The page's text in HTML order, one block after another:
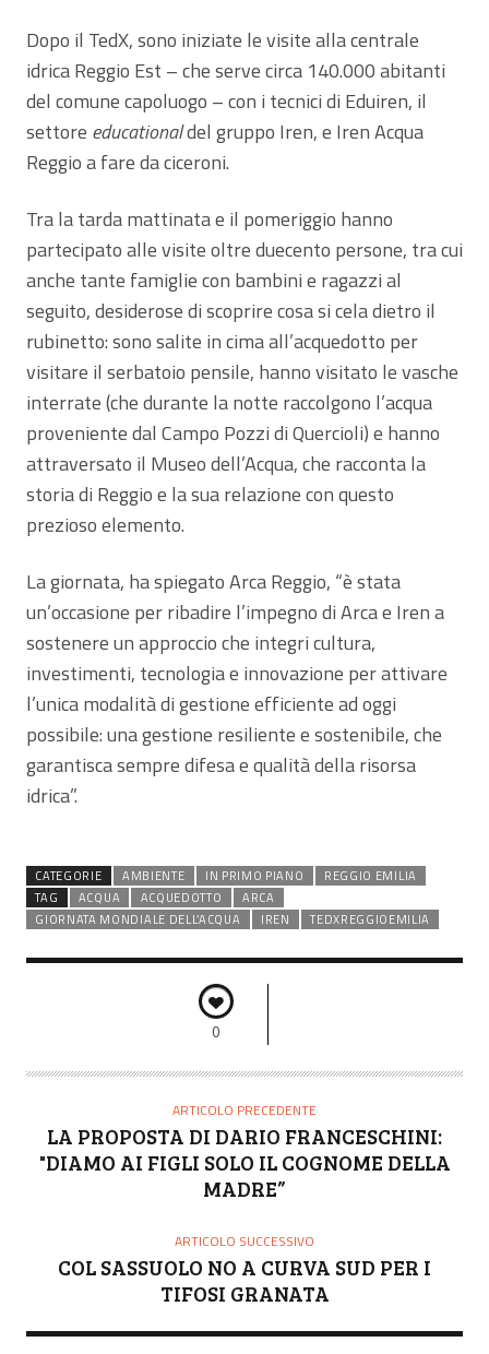
Dopo il TedX, sono iniziate le visite alla centrale
idrica Reggio Est – che serve circa 140.000 abitanti
del comune capoluogo – con i tecnici di Eduiren, il
settore educationaldel gruppo Iren, e Iren Acqua
Reggio a fare da ciceroni.
Tra la tarda mattinata e il pomeriggio hanno
partecipato alle visite oltre duecento persone, tra cui
anche tante famiglie con bambini e ragazzi al
seguito, desiderose di scoprire cosa si cela dietro il
rubinetto: sono salite in cima all’acquedotto per
visitare il serbatoio pensile, hanno visitato le vasche
interrate (che durante la notte raccolgono l’acqua
proveniente dal Campo Pozzi di Quercioli) e hanno
attraversato il Museo dell’Acqua, che racconta la
storia di Reggio e la sua relazione con questo
prezioso elemento.
La giornata, ha spiegato Arca Reggio, “è stata
un’occasione per ribadire l’impegno di Arca e Iren a
sostenere un approccio che integri cultura,
investimenti, tecnologia e innovazione per attivare
l’unica modalità di gestione efficiente ad oggi
possibile: una gestione resiliente e sostenibile, che
garantisca sempre difesa e qualità della risorsa
idrica”.
CATEGORIE AMBIENTE IN PRIMO PIANO
REGGIO EMILIA
TAG
ACQUA ACQUEDOTTO
ARCA
GIORNATA MONDIALE DELL’ACQUA
IREN TEDXREGGIOEMILIA
0
ARTICOLO PRECEDENTE
LA PROPOSTA DI DARIO FRANCESCHINI:
"DIAMO AI FIGLI SOLO IL COGNOME DELLA
MADRE”
ARTICOLO SUCCESSIVO
COL SASSUOLO NO A CURVA SUD PER I
TIFOSI GRANATA